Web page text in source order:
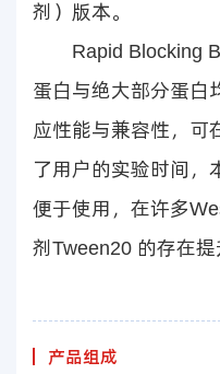
剂）版本。
Rapid Blocking
蛋白与绝大部分蛋白
应性能与兼容性，可
了用户的实验时间，
便于使用，在许多
剂Tween20 的存在提
产品组成